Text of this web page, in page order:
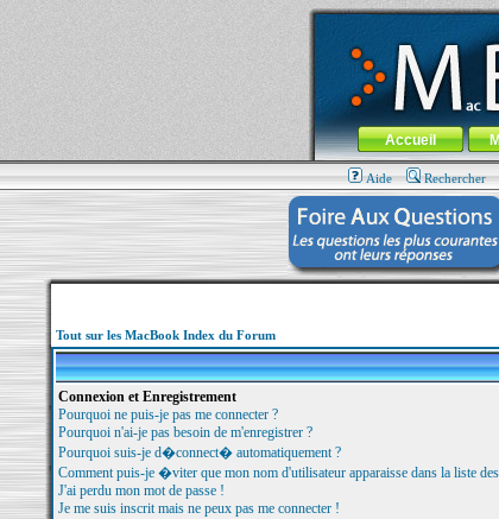
MacBook-fr.com : 100% Apple...
Aller au contenu-Aller au
Menu général
Accueil
Aide Rechercher
Tout sur les MacBook Index du Forum
Connexion et Enregistrement
Pourquoi ne puis-je pas me connecter ?
Pourquoi n'ai-je pas besoin de m'enregistrer ?
Pourquoi suis-je d�connect� automatiquement ?
Comment puis-je �viter que mon nom d'utilisateur apparaisse dans la liste
J'ai perdu mon mot de passe !
Je me suis inscrit mais ne peux pas me connecter !